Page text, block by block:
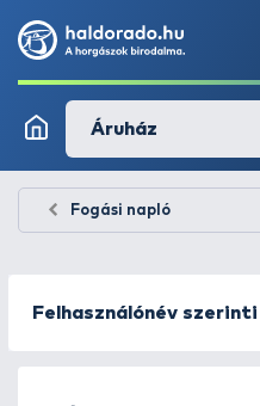
Áruház
Fogási napló
Felhasználónév